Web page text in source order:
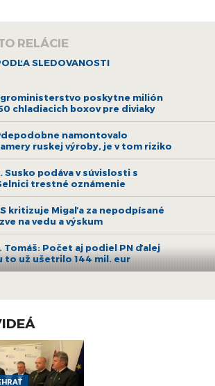
RELÁCIE
SLEDOVANOSTI
poskytne milión
chladiacich boxov pre diviaky
namontovalo
ruskej výroby, je v tom riziko
Susko podáva v súvislosti s
trestné oznámenie
kritizuje Migaľa za nepodpísané
na vedu a výskum
Tomáš: Počet aj podiel PN ďalej
to už ušetrilo 144 mil. eur
ústavu
a Zdravý vinič podpísali
o edukácii o zlatom žltnutí